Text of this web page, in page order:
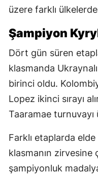
üzere farklı
Şampiyon
Dört gün süren
klasmanda
birinci oldu.
Lopez ikinci sırayı
Taaramae turnuvayı
Farklı etaplarda
klasmanın zirvesine
şampiyonluk